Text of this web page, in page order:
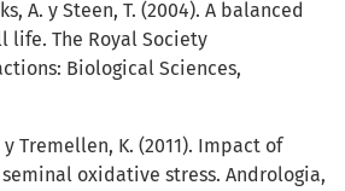
A. y Steen, T. (2004). A balanced
life. The Royal Society
Biological Sciences,
y Tremellen, K. (2011). Impact of
oxidative stress. Andrologia,